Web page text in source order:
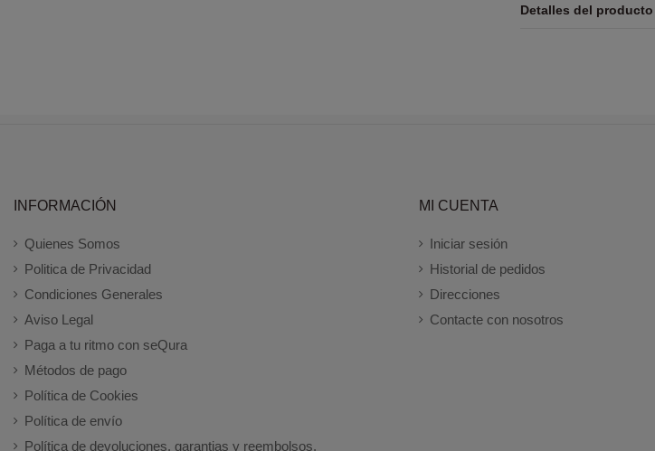
Detalles del producto
INFORMACIÓN
Quienes Somos
Politica de Privacidad
Condiciones Generales
Aviso Legal
Paga a tu ritmo con seQura
Métodos de pago
Política de Cookies
Política de envío
Política de devoluciones, garantias y reembolsos.
MI CUENTA
Iniciar sesión
Historial de pedidos
Direcciones
Contacte con nosotros